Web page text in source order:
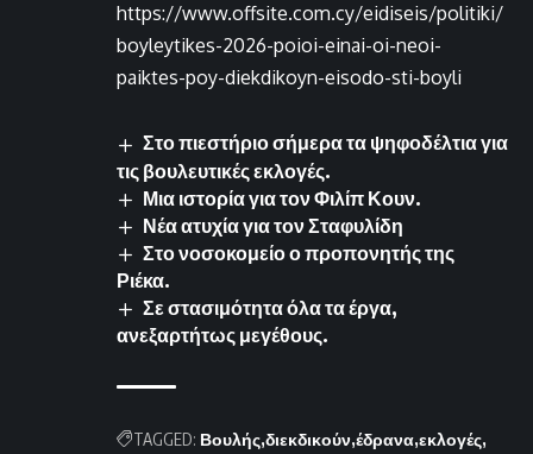
https://www.offsite.com.cy/eidiseis/politiki/
boyleytikes-2026-poioi-einai-oi-neoi-
paiktes-poy-diekdikoyn-eisodo-sti-boyli
Στο πιεστήριο σήμερα τα ψηφοδέλτια για
τις βουλευτικές εκλογές.
Μια ιστορία για τον Φιλίπ Κουν.
Νέα ατυχία για τον Σταφυλίδη
Στο νοσοκομείο ο προπονητής της
Ριέκα.
Σε στασιμότητα όλα τα έργα,
ανεξαρτήτως μεγέθους.
TAGGED: Βουλής διεκδικούν έδρανα εκλογές